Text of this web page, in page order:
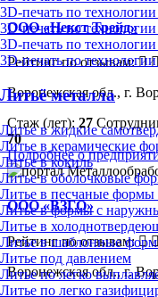
3D-печать по
3D-печать по
3D-печать по
3D-печать по
Литьё металла
Литье в жидкие
Литье в керамические
Литье в кокиль
Литье в оболочковые
Литье в песчаные
Литье в формы с
Литье в
Литье в шаблонные
Литье под давлением
Литье по легко
Литье по легко
ООО «Некст Трейд»
Рейтинг по отзывам:
Воронежская обл., г.
Стаж (лет): 27
70
Подробнее о
ООО «ВЗГО»
Рейтинг по отзывам:
Воронежская обл., г.